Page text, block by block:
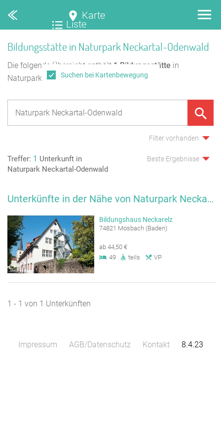
Karte
Liste
Bildungsstätte in Naturpark Neckartal-Odenwald
Die folgende Übersicht enthält 1 Bildungsstätte in
Naturpark Neckartal-Odenwald.
Filter vorhanden
Treffer: 1 Unterkunft in
Naturpark Neckartal-Odenwald
Beste Ergebnisse
Unterkünfte in der Nähe von Naturpark Neckartal-Odenwald
Bildungshaus Neckarelz
74821 Mosbach (Baden)
ab 44,50 €
49
teils VP
1 - 1 von 1 Unterkünften
Suchen bei Kartenbewegung
Impressum AGB/Datenschutz Kontakt 8.4.23